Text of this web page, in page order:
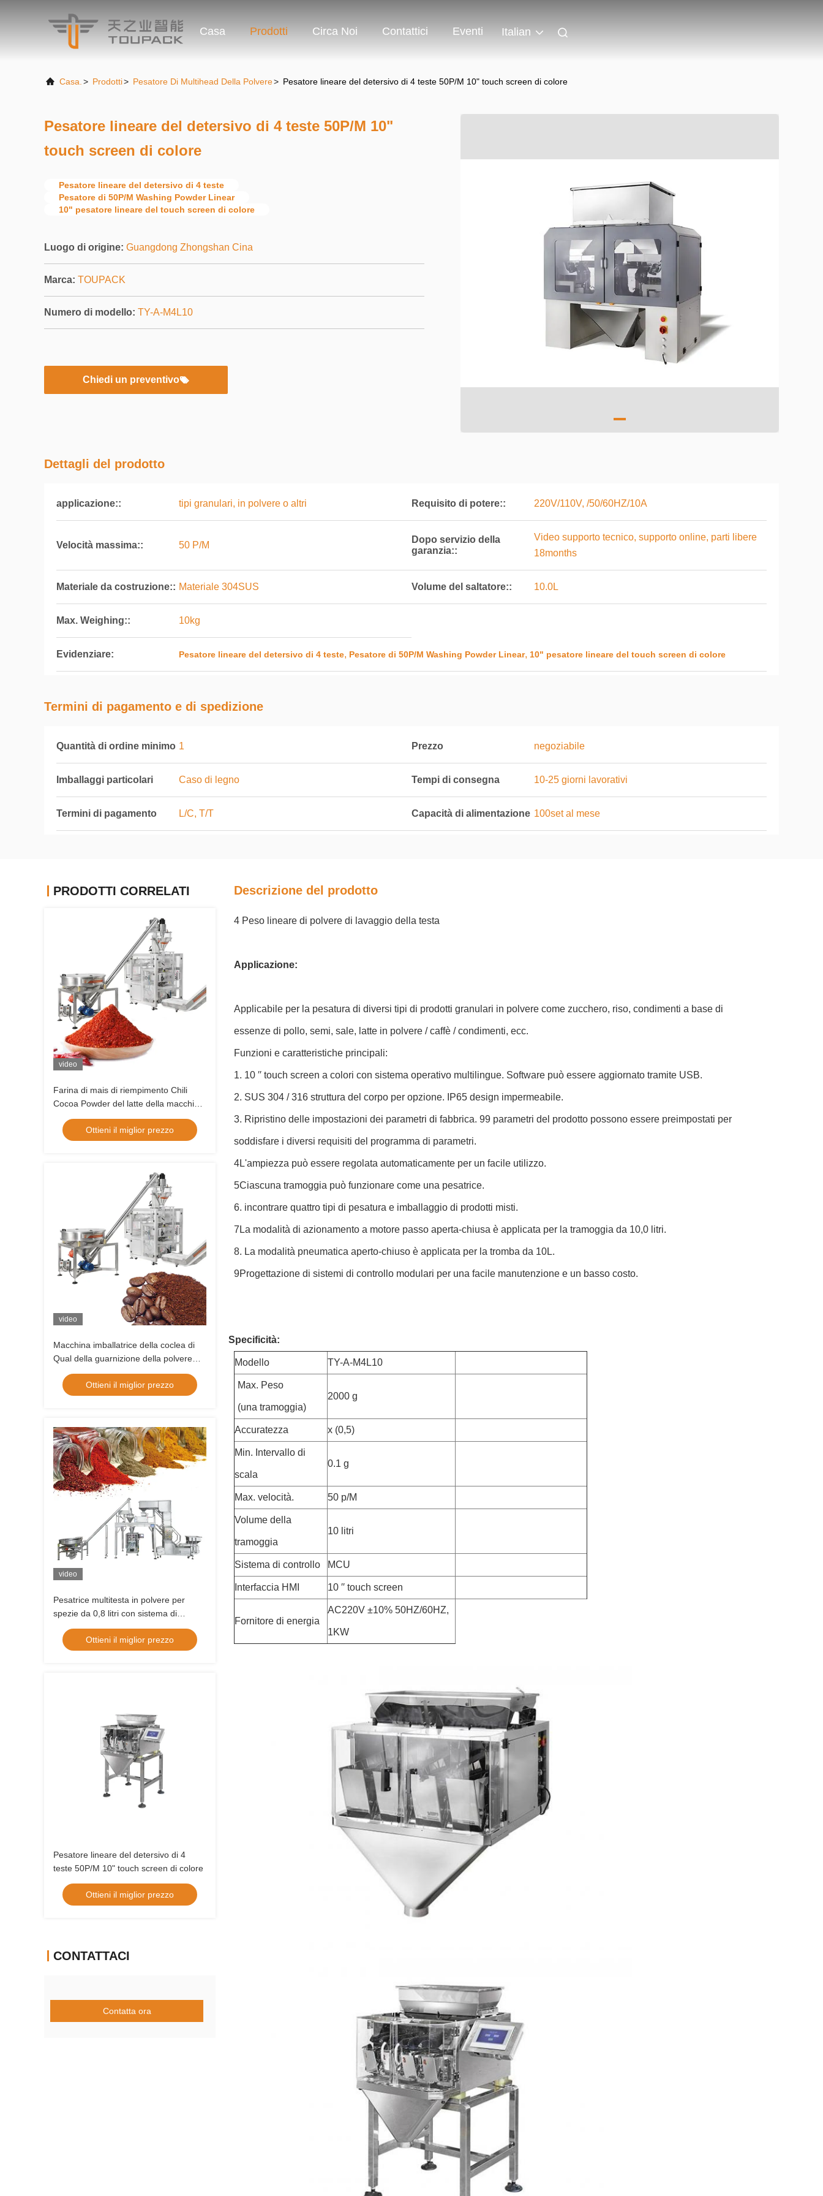
Casa Prodotti Circa Noi Contattici Eventi Italian
Casa. > Prodotti> Pesatore Di Multihead Della Polvere> Pesatore lineare del detersivo di 4 teste 50P/M 10" touch screen di colore
Pesatore lineare del detersivo di 4 teste 50P/M 10"
touch screen di colore
Pesatore lineare del detersivo di 4 teste
Pesatore di 50P/M Washing Powder Linear
10" pesatore lineare del touch screen di colore
Luogo di origine: Guangdong Zhongshan Cina
Marca: TOUPACK
Numero di modello: TY-A-M4L10
Chiedi un preventivo
Dettagli del prodotto
applicazione:: tipi granulari, in polvere o altri Requisito di potere:: 220V/110V, /50/60HZ/10A
Velocità massima:: 50 P/M
Dopo servizio della
garanzia::
Video supporto tecnico, supporto online, parti libere
18months
Materiale da costruzione:: Materiale 304SUS Volume del saltatore:: 10.0L
Max. Weighing:: 10kg
Evidenziare: Pesatore lineare del detersivo di 4 teste, Pesatore di 50P/M Washing Powder Linear, 10" pesatore lineare del touch screen di colore
Termini di pagamento e di spedizione
Quantità di ordine minimo 1 Prezzo negoziabile
Imballaggi particolari Caso di legno Tempi di consegna 10-25 giorni lavorativi
Termini di pagamento L/C, T/T Capacità di alimentazione 100set al mese
PRODOTTI CORRELATI
video
Farina di mais di riempimento Chili
Cocoa Powder del latte della macchina
imballatrice dell'alimento automatico di
10g 100g 250gOttieni il miglior prezzo
video
Macchina imballatrice della coclea di
Qual della guarnizione della polvere
automatica della borsa per lo zenzero
piccante della curcuma di Moringa
della spezia
Ottieni il miglior prezzo
video
Pesatrice multitesta in polvere per
spezie da 0,8 litri con sistema di
controllo PLC
Ottieni il miglior prezzo
Pesatore lineare del detersivo di 4
teste 50P/M 10" touch screen di colore
Ottieni il miglior prezzo
CONTATTACI
Contatta ora
Descrizione del prodotto
4 Peso lineare di polvere di lavaggio della testa
Applicazione:
Applicabile per la pesatura di diversi tipi di prodotti granulari in polvere come zucchero, riso, condimenti a base di
essenze di pollo, semi, sale, latte in polvere / caffè / condimenti, ecc.
Funzioni e caratteristiche principali:
1. 10 ′′ touch screen a colori con sistema operativo multilingue. Software può essere aggiornato tramite USB.
2. SUS 304 / 316 struttura del corpo per opzione. IP65 design impermeabile.
3. Ripristino delle impostazioni dei parametri di fabbrica. 99 parametri del prodotto possono essere preimpostati per
soddisfare i diversi requisiti del programma di parametri.
4L'ampiezza può essere regolata automaticamente per un facile utilizzo.
5Ciascuna tramoggia può funzionare come una pesatrice.
6. incontrare quattro tipi di pesatura e imballaggio di prodotti misti.
7La modalità di azionamento a motore passo aperta-chiusa è applicata per la tramoggia da 10,0 litri.
8. La modalità pneumatica aperto-chiuso è applicata per la tromba da 10L.
9Progettazione di sistemi di controllo modulari per una facile manutenzione e un basso costo.
Specificità:
Modello TY-A-M4L10
Max. Peso
(una tramoggia)
2000 g
Accuratezza x (0,5)
Min. Intervallo di
scala
0.1 g
Max. velocità. 50 p/M
Volume della
tramoggia
10 litri
Sistema di controllo MCU
Interfaccia HMI 10 ′′ touch screen
Fornitore di energia
AC220V ±10% 50HZ/60HZ,
1KW